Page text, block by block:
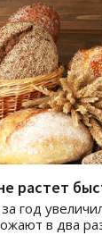
растет
год
в два